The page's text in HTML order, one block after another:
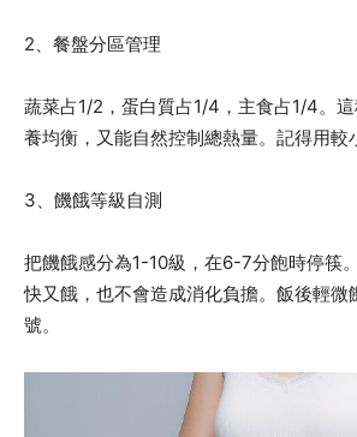
2、餐盤分區管理
蔬菜占1/2，蛋白質占1/4，主食占1/4。
養均衡，又能自然控制總熱量。記得用較
3、饑餓等級自測
把饑餓感分為1-10級，在6-7分飽時停筷
快又餓，也不會造成消化負擔。飯後輕微
號。